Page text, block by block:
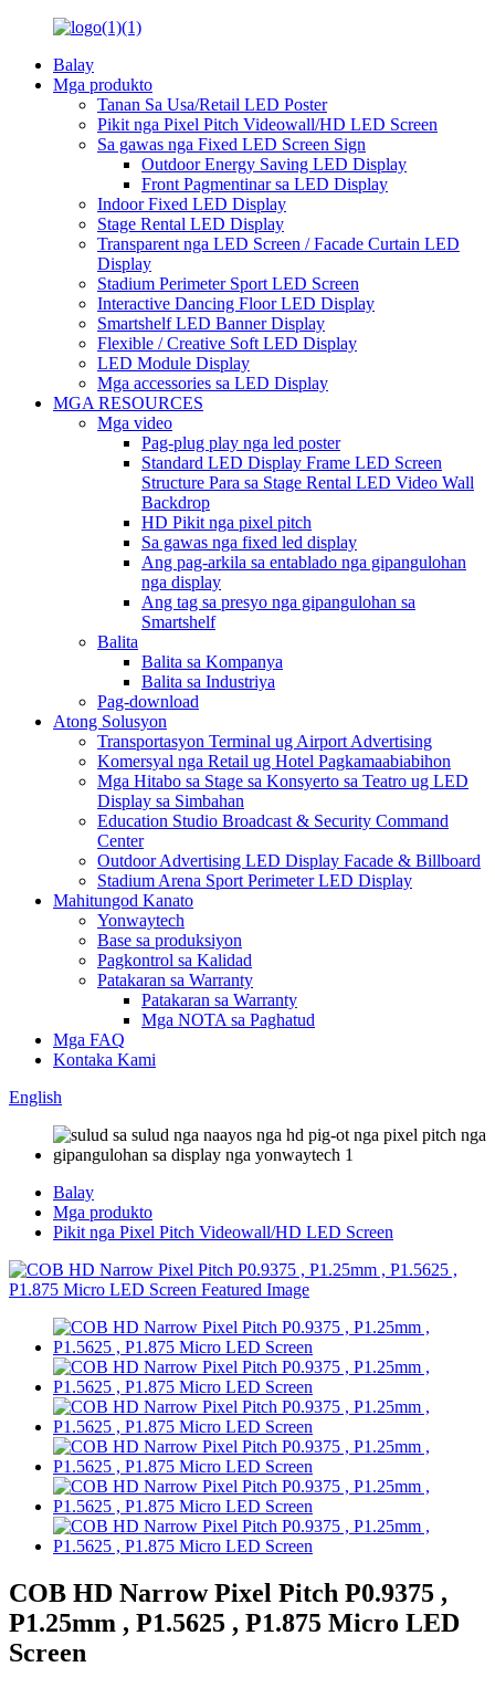
Balay
Mga produkto
Tanan Sa Usa/Retail LED Poster
Pikit nga Pixel Pitch Videowall/HD LED Screen
Sa gawas nga Fixed LED Screen Sign
Outdoor Energy Saving LED Display
Front Pagmentinar sa LED Display
Indoor Fixed LED Display
Stage Rental LED Display
Transparent nga LED Screen / Facade Curtain LED
Display
Stadium Perimeter Sport LED Screen
Interactive Dancing Floor LED Display
Smartshelf LED Banner Display
Flexible / Creative Soft LED Display
LED Module Display
Mga accessories sa LED Display
MGA RESOURCES
Mga video
Pag-plug play nga led poster
Standard LED Display Frame LED Screen
Structure Para sa Stage Rental LED Video Wall
Backdrop
HD Pikit nga pixel pitch
Sa gawas nga fixed led display
Ang pag-arkila sa entablado nga gipangulohan
nga display
Ang tag sa presyo nga gipangulohan sa
Smartshelf
Balita
Balita sa Kompanya
Balita sa Industriya
Pag-download
Atong Solusyon
Transportasyon Terminal ug Airport Advertising
Komersyal nga Retail ug Hotel Pagkamaabiabihon
Mga Hitabo sa Stage sa Konsyerto sa Teatro ug LED
Display sa Simbahan
Education Studio Broadcast & Security Command
Center
Outdoor Advertising LED Display Facade & Billboard
Stadium Arena Sport Perimeter LED Display
Mahitungod Kanato
Yonwaytech
Base sa produksiyon
Pagkontrol sa Kalidad
Patakaran sa Warranty
Patakaran sa Warranty
Mga NOTA sa Paghatud
Mga FAQ
Kontaka Kami
English
Balay
Mga produkto
Pikit nga Pixel Pitch Videowall/HD LED Screen
COB HD Narrow Pixel Pitch P0.9375 ,
P1.25mm , P1.5625 , P1.875 Micro LED
Screen